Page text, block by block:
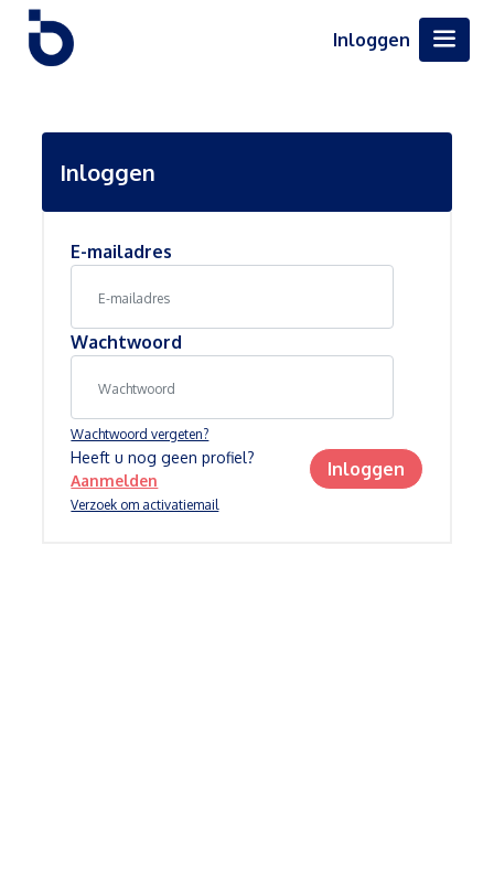
Inloggen
Inloggen
E-mailadres
Wachtwoord
Wachtwoord vergeten?
Verzoek om activatiemail
Heeft u nog geen profiel?
Aanmelden
Inloggen